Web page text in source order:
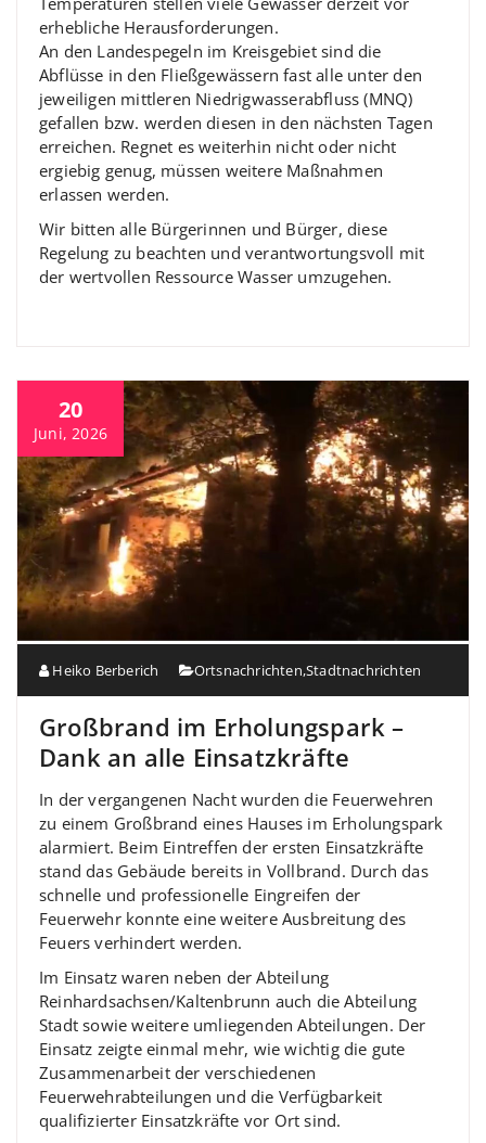
erhebliche Herausforderungen.
An den Landespegeln im Kreisgebiet sind die
Abflüsse in den Fließgewässern fast alle unter den
jeweiligen mittleren Niedrigwasserabfluss (MNQ)
gefallen bzw. werden diesen in den nächsten Tagen
erreichen. Regnet es weiterhin nicht oder nicht
ergiebig genug, müssen weitere Maßnahmen
erlassen werden.
Wir bitten alle Bürgerinnen und Bürger, diese
Regelung zu beachten und verantwortungsvoll mit
der wertvollen Ressource Wasser umzugehen.
20
Juni, 2026
Heiko Berberich Ortsnachrichten,Stadtnachrichten
Großbrand im Erholungspark –
Dank an alle Einsatzkräfte
In der vergangenen Nacht wurden die Feuerwehren
zu einem Großbrand eines Hauses im Erholungspark
alarmiert. Beim Eintreffen der ersten Einsatzkräfte
stand das Gebäude bereits in Vollbrand. Durch das
schnelle und professionelle Eingreifen der
Feuerwehr konnte eine weitere Ausbreitung des
Feuers verhindert werden.
Im Einsatz waren neben der Abteilung
Reinhardsachsen/Kaltenbrunn auch die Abteilung
Stadt sowie weitere umliegenden Abteilungen. Der
Einsatz zeigte einmal mehr, wie wichtig die gute
Zusammenarbeit der verschiedenen
Feuerwehrabteilungen und die Verfügbarkeit
qualifizierter Einsatzkräfte vor Ort sind.